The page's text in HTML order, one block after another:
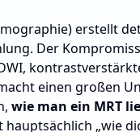
erstellt
Der
DWI,
einen großen
wie man ein MRT
hauptsächlich „wie